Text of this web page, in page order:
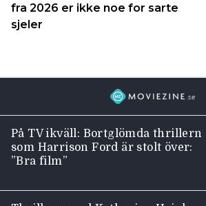
fra 2026 er ikke noe for sarte
sjeler
På TV ikväll: Bortglömda thrillern
som Harrison Ford är stolt över:
”Bra film”